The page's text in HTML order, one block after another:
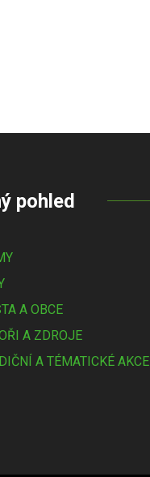
pohled
A OBCE
A ZDROJE
A TÉMATICKÉ AKCE